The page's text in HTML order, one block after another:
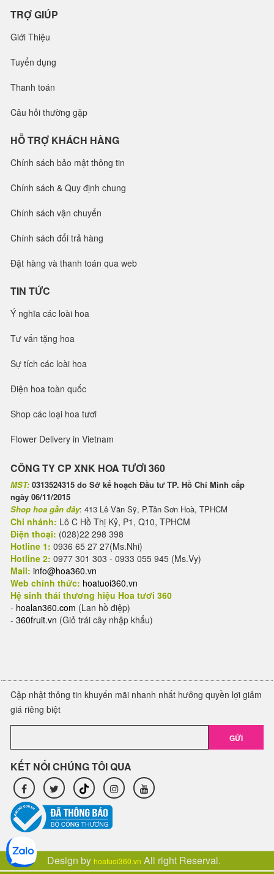
TRỢ GIÚP
Giới Thiệu
Tuyển dụng
Thanh toán
Câu hỏi thường gặp
HỖ TRỢ KHÁCH HÀNG
Chính sách bảo mật thông tin
Chính sách & Quy định chung
Chính sách vận chuyển
Chính sách đổi trả hàng
Đặt hàng và thanh toán qua web
TIN TỨC
Ý nghĩa các loài hoa
Tư vấn tặng hoa
Sự tích các loài hoa
Điện hoa toàn quốc
Shop các loại hoa tươi
Flower Delivery in Vietnam
CÔNG TY CP XNK HOA TƯƠI 360
MST: 0313524315 do Sở kế hoạch Đầu tư TP. Hồ Chí Minh cấp
ngày 06/11/2015
Shop hoa gần đây: 413 Lê Văn Sỹ, P.Tân Sơn Hoà, TPHCM
Chi nhánh: Lô C Hồ Thị Kỷ, P1, Q10, TPHCM
Điện thoại: (028)22 298 398
Hotline 1: 0936 65 27 27(Ms.Nhi)
Hotline 2: 0977 301 303 - 0933 055 945 (Ms.Vy)
Mail: info@hoa360.vn
Web chính thức: hoatuoi360.vn
Hệ sinh thái thương hiệu Hoa tươi 360
- hoalan360.com (Lan hồ điệp)
- 360fruit.vn (Giỏ trái cây nhập khẩu)
Cập nhật thông tin khuyến mãi nhanh nhất hưởng quyền lợi giảm
giá riêng biệt
GỬI
KẾT NỐI CHÚNG TÔI QUA
Design by hoatuoi360.vn All right Reserval.